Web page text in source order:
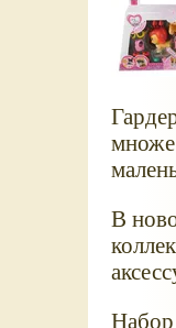
В
Набор